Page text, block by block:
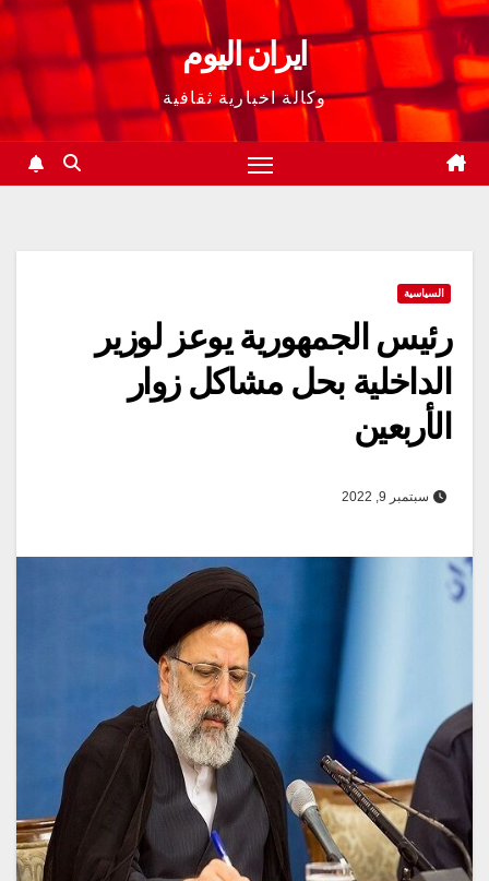
ايران اليوم
وكالة اخبارية ثقافية
السياسية
رئيس الجمهورية يوعز لوزير
الداخلية بحل مشاكل زوار
الأربعين
سبتمبر 9, 2022